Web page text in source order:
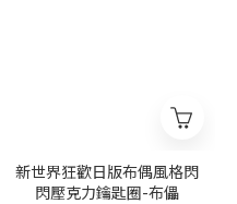
新世界狂歡日版布偶風格閃
閃壓克力鑰匙圈-布儡